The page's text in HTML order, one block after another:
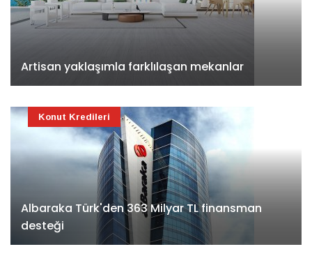
Artisan yaklaşımla farklılaşan mekanlar
Albaraka Türk'den 363 Milyar TL finansman
desteği
Konut Kredileri